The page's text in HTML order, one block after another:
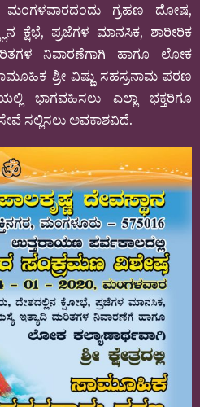
ಮಂಗಳವಾರದಂದು ಗ್ರಹಣ ದೋಷ,
ಕ್ಷೆಭೆ, ಪ್ರಜೆಗಳ ಮಾನಸಿಕ, ಶಾರೀರಿಕ
ನಿವಾರಣೆಗಾಗಿ ಹಾಗೂ ಲೋಕ
ಸಾಮೂಹಿಕ ಶ್ರೀ ವಿಷ್ಣು ಸಹಸ್ರನಾಮ ಪಠಣ
ಭಾಗವಹಿಸಲು ಎಲ್ಲಾ ಭಕ್ತರಿಗೂ
ಸಲ್ಲಿಸಲು ಅವಕಾಶವಿದೆ.